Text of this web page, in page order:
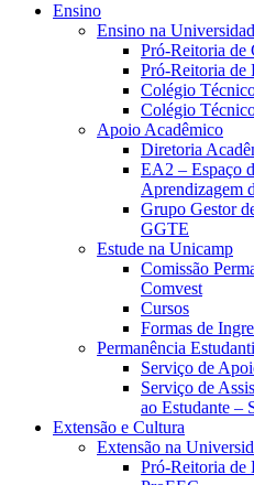
Ensino
Ensino na
Pró-Reitoria de
Pró-Reitoria de
Colégio
Colégio
Apoio Acadêmico
Diretoria
EA2 – Espaço
Aprendizagem
Grupo Gestor
GGTE
Estude na Unicamp
Comissão
Comvest
Cursos
Formas de
Permanência
Serviço de
Serviço de
ao Estudante –
Extensão e Cultura
Extensão na
Pró-Reitoria de